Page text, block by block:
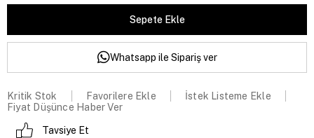
Whatsapp ile Sipariş ver
Kritik Stok Favorilere Ekle
İstek Listeme Ekle
Fiyat Düşünce Haber Ver
Tavsiye Et